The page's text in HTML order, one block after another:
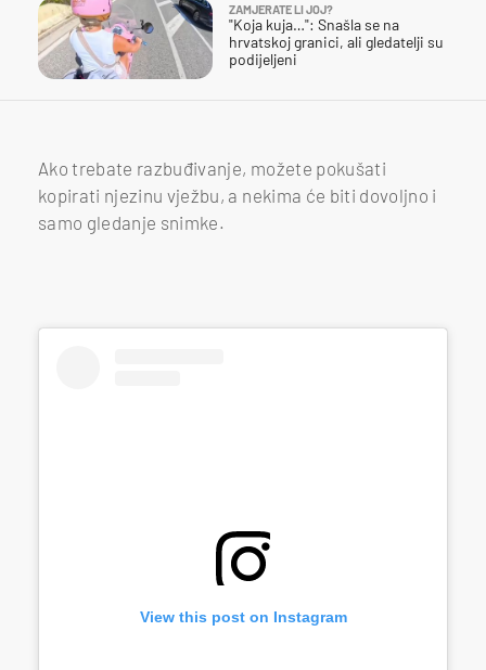
ZAMJERATE LI JOJ?
"Koja kuja…": Snašla se na
hrvatskoj granici, ali gledatelji su
podijeljeni
Ako trebate razbuđivanje, možete pokušati
kopirati njezinu vježbu, a nekima će biti dovoljno i
samo gledanje snimke.
View this post on Instagram